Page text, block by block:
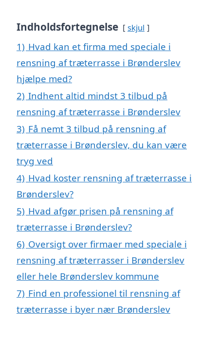
Indholdsfortegnelse skjul
1) Hvad kan et firma med speciale i
rensning af træterrasse i Brønderslev
hjælpe med?
2) Indhent altid mindst 3 tilbud på
rensning af træterrasse i Brønderslev
3) Få nemt 3 tilbud på rensning af
træterrasse i Brønderslev, du kan være
tryg ved
4) Hvad koster rensning af træterrasse i
Brønderslev?
5) Hvad afgør prisen på rensning af
træterrasse i Brønderslev?
6) Oversigt over firmaer med speciale i
rensning af træterrasser i Brønderslev
eller hele Brønderslev kommune
7) Find en professionel til rensning af
træterrasse i byer nær Brønderslev